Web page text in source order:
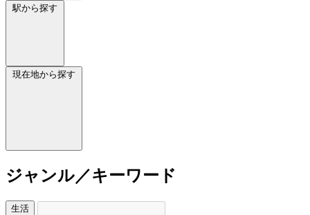
駅から探す
現在地から探す
ジャンル／キーワード
生活